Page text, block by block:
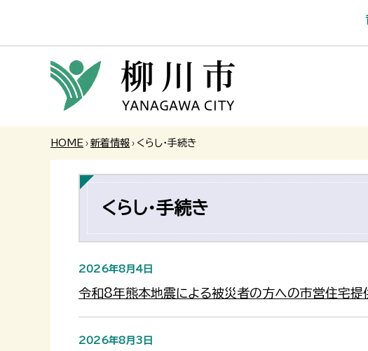
HOME › 新着情報 › くらし・手続き
くらし・手続き
2026年8月4日
令和8年熊本地震による被災者の方への市営住宅提
2026年8月3日